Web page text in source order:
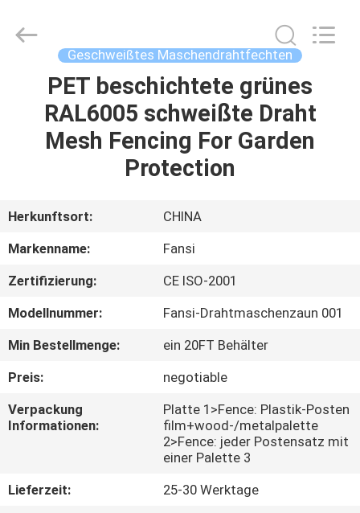
HAUS
PRODUKTE
UNS
AUSFLUG
QUALITÄTSKONTROLLE
TRETEN
SIE
UNS
Copyright
securityfence.com.
Geschweißtes Maschendrahtfechten
PET beschichtete grünes
RAL6005 schweißte Draht
Mesh Fencing For Garden
Protection
Herkunftsort:
CHINA
Markenname:
Fansi
Zertifizierung:
CE ISO-2001
Modellnummer:
Fansi-Drahtmaschenzaun 001
Min Bestellmenge:
ein 20FT Behälter
Preis:
negotiable
Verpackung
Informationen:
Platte 1>Fence: Plastik-Posten
film+wood-/metalpalette
2>Fence: jeder Postensatz mit
einer Palette 3
Lieferzeit:
25-30 Werktage